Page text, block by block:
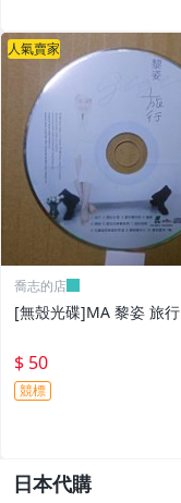
人氣賣家
喬志的店
[無殼光碟]MA 黎姿 旅行
$ 50
競標
日本代購